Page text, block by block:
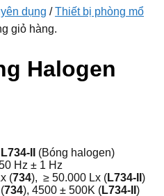
giỏ hàng.
dụng / Thiết bị phòng mổ
Halogen
L734-II (Bóng halogen)
Hz ± 1 Hz
(734), ≥ 50.000 Lx (L734-II )
734), 4500 ± 500K (L734-II )